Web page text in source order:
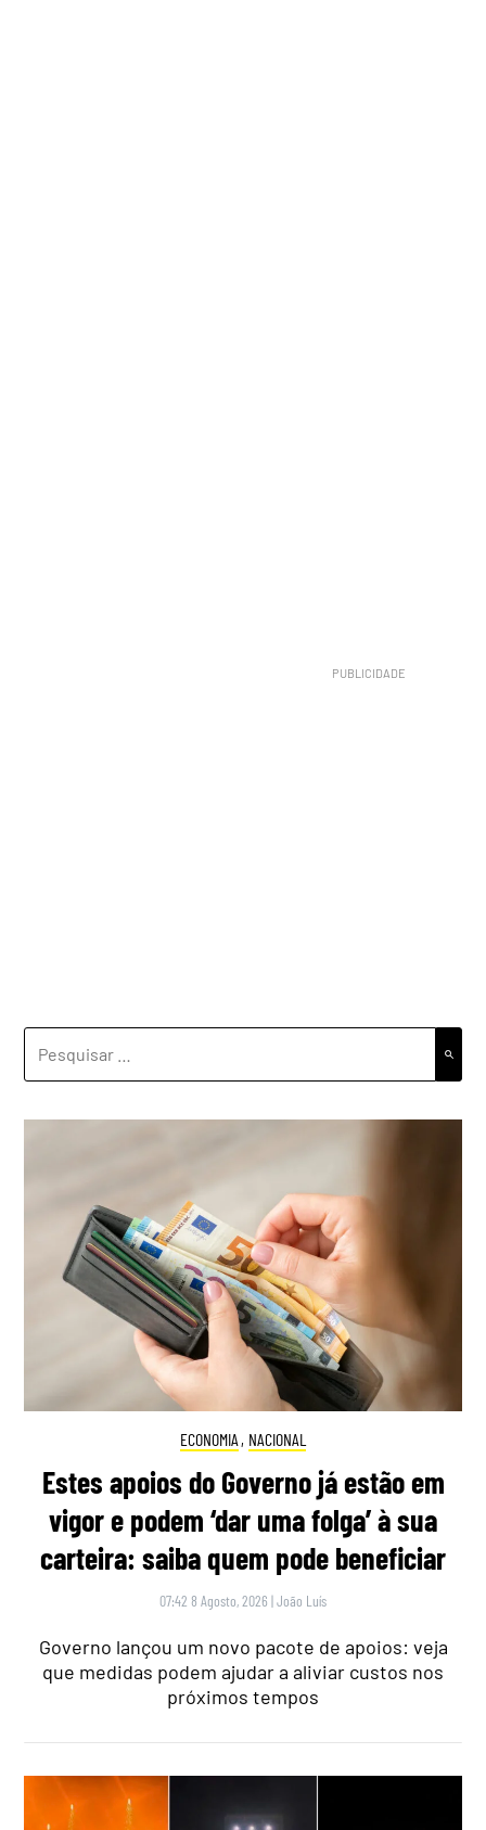
ECONOMIA , NACIONAL
Estes apoios do Governo já estão em
vigor e podem ‘dar uma folga’ à sua
carteira: saiba quem pode beneficiar
07:42 8 Agosto, 2026 |João Luís
Governo lançou um novo pacote de apoios: veja
que medidas podem ajudar a aliviar custos nos
próximos tempos